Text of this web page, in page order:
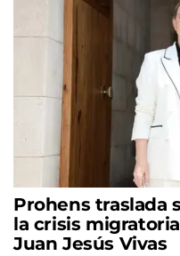
Prohens traslada
la crisis
Juan Jesús Vivas